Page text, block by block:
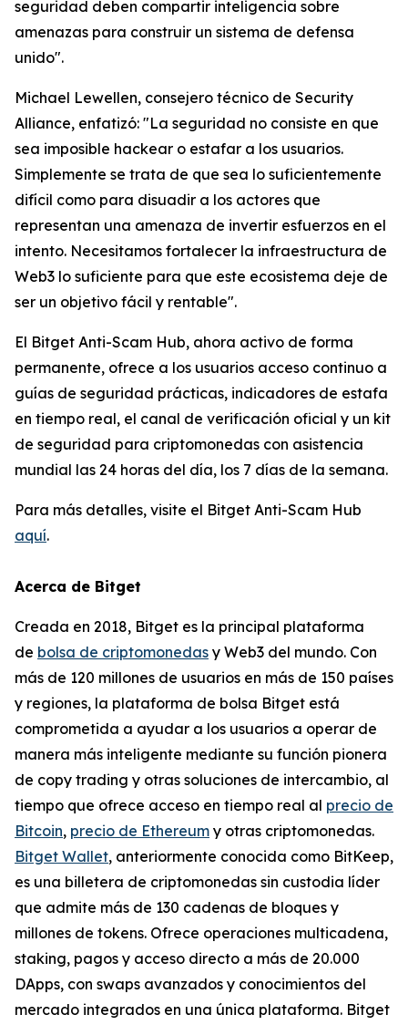
seguridad deben compartir inteligencia sobre
amenazas para construir un sistema de defensa
unido".
Michael Lewellen, consejero técnico de Security
Alliance, enfatizó: "La seguridad no consiste en que
sea imposible hackear o estafar a los usuarios.
Simplemente se trata de que sea lo suficientemente
difícil como para disuadir a los actores que
representan una amenaza de invertir esfuerzos en el
intento. Necesitamos fortalecer la infraestructura de
Web3 lo suficiente para que este ecosistema deje de
ser un objetivo fácil y rentable".
El Bitget Anti-Scam Hub, ahora activo de forma
permanente, ofrece a los usuarios acceso continuo a
guías de seguridad prácticas, indicadores de estafa
en tiempo real, el canal de verificación oficial y un kit
de seguridad para criptomonedas con asistencia
mundial las 24 horas del día, los 7 días de la semana.
Para más detalles, visite el Bitget Anti-Scam Hub
aquí.
Acerca de Bitget
Creada en 2018, Bitget es la principal plataforma
de bolsa de criptomonedas y Web3 del mundo. Con
más de 120 millones de usuarios en más de 150 países
y regiones, la plataforma de bolsa Bitget está
comprometida a ayudar a los usuarios a operar de
manera más inteligente mediante su función pionera
de copy trading y otras soluciones de intercambio, al
tiempo que ofrece acceso en tiempo real al precio de
Bitcoin, precio de Ethereum y otras criptomonedas.
Bitget Wallet, anteriormente conocida como BitKeep,
es una billetera de criptomonedas sin custodia líder
que admite más de 130 cadenas de bloques y
millones de tokens. Ofrece operaciones multicadena,
staking, pagos y acceso directo a más de 20.000
DApps, con swaps avanzados y conocimientos del
mercado integrados en una única plataforma. Bitget